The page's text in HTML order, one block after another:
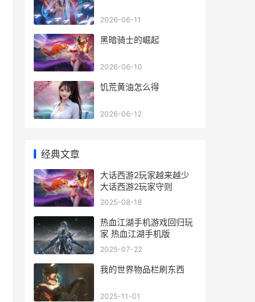
2026-06-11
黑暗骑士的崛起
2026-06-10
饥荒黄油怎么得
2026-06-12
经典文章
大话西游2玩家越来越少
大话西游2玩家守则
2025-08-18
热血江湖手机游戏回归玩
家 热血江湖手机版
2025-07-22
我的世界物品栏刷东西
2025-11-01